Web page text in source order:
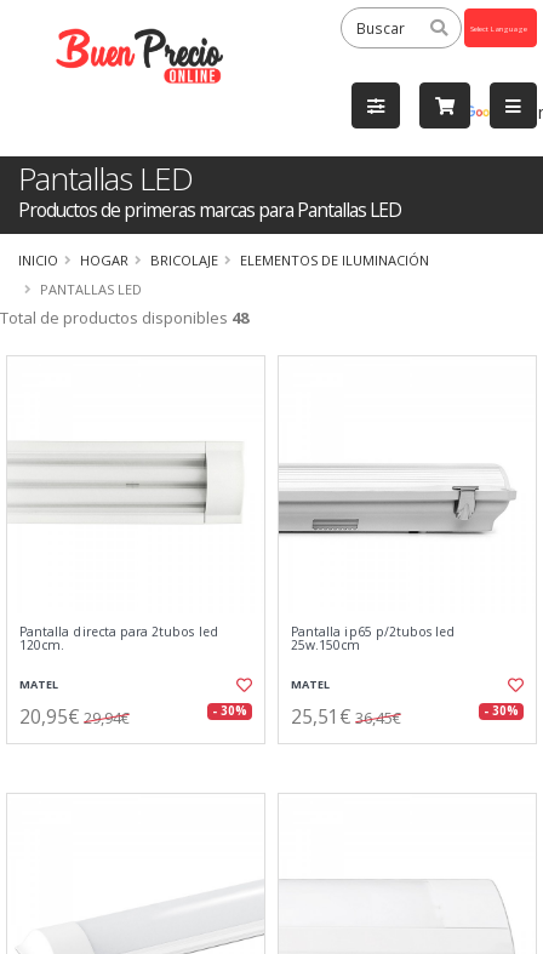
by
Pantallas LED
Productos de primeras marcas para Pantallas LED
INICIO HOGAR BRICOLAJE
ELEMENTOS DE ILUMINACIÓN
PANTALLAS LED
Total de productos disponibles 48
Pantalla directa para 2tubos led
120cm.
MATEL
20,95€ 29,94€ - 30%
Pantalla ip65 p/2tubos led
25w.150cm
MATEL
25,51€ 36,45€ - 30%